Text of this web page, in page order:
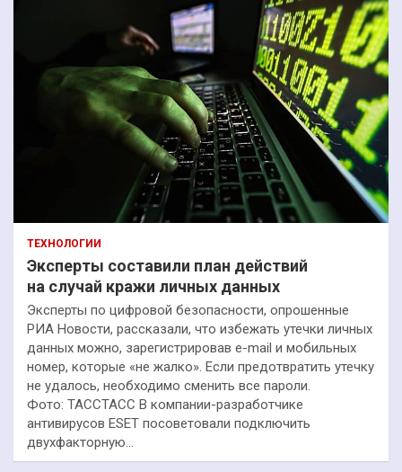
ТЕХНОЛОГИИ
Эксперты составили план действий
на случай кражи личных данных
Эксперты по цифровой безопасности, опрошенные
РИА Новости, рассказали, что избежать утечки личных
данных можно, зарегистрировав e-mail и мобильных
номер, которые «не жалко». Если предотвратить утечку
не удалось, необходимо сменить все пароли.
Фото: ТАССТАСС В компании-разработчике
антивирусов ESET посоветовали подключить
двухфакторную…